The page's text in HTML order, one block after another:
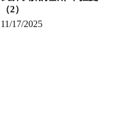
（2）
11/17/2025